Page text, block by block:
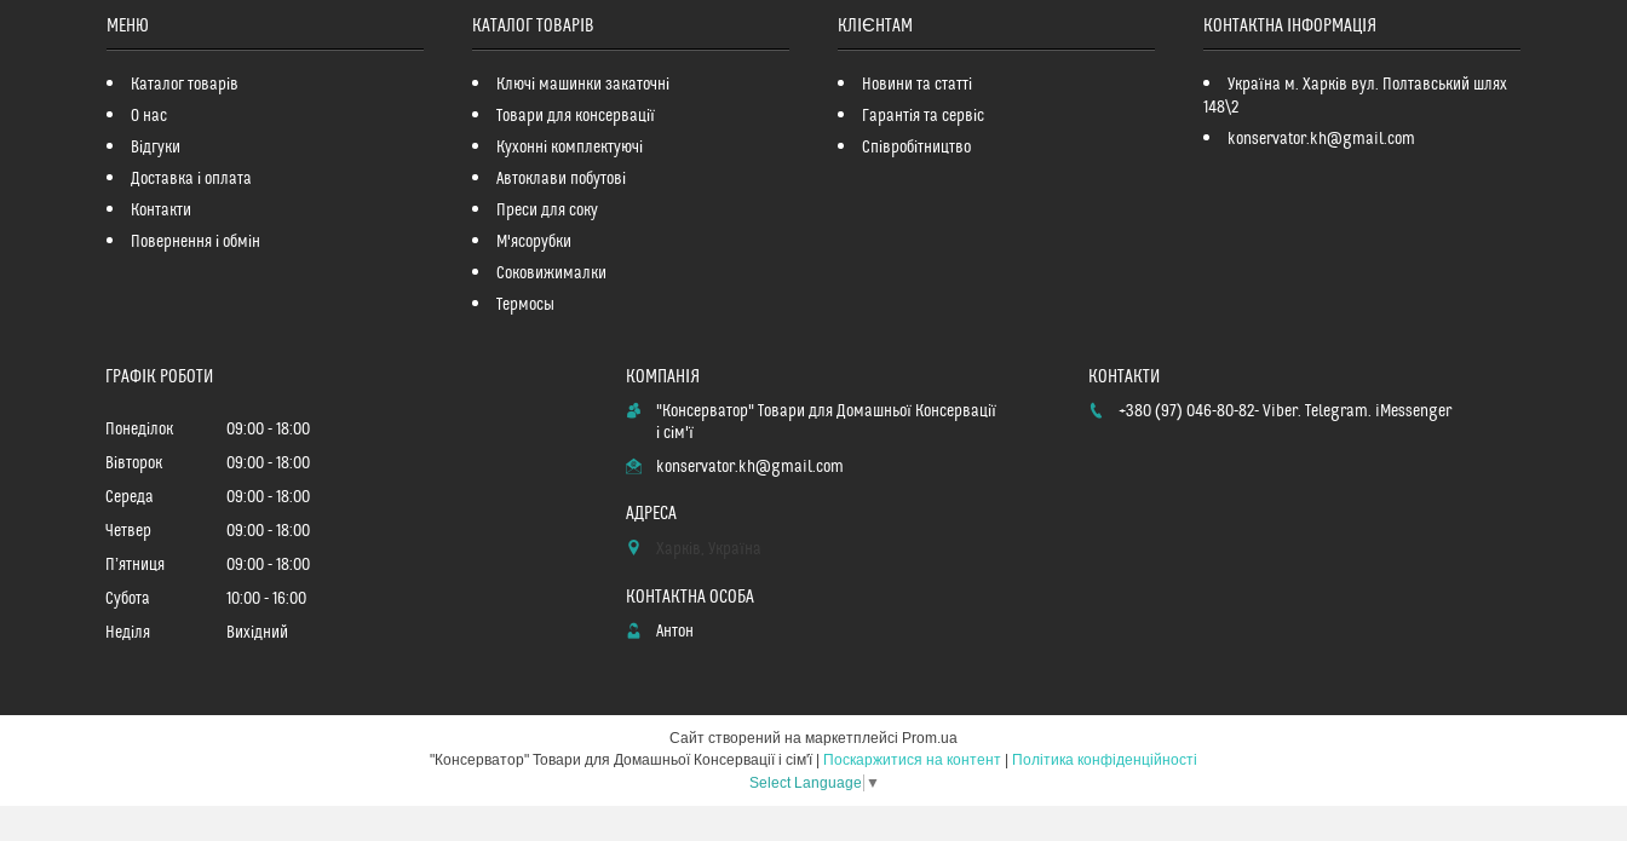
МЕНЮ
Каталог товарів
О нас
Відгуки
Доставка і оплата
Контакти
Повернення і обмін
КАТАЛОГ ТОВАРІВ
Ключі машинки закаточні
Товари для консервації
Кухонні комплектуючі
Автоклави побутові
Преси для соку
М'ясорубки
Соковижималки
Термосы
КЛІЄНТАМ
Новини та статті
Гарантія та сервіс
Співробітництво
КОНТАКТНА ІНФОРМАЦІЯ
Україна м. Харків вул. Полтавський шлях
148\2
konservator.kh@gmail.com
ГРАФІК РОБОТИ
Понеділок 09:00
18:00
Вівторок
09:00
18:00
Середа
09:00
18:00
Четвер
09:00
18:00
Пʼятниця
09:00
18:00
Субота
10:00
16:00
Неділя
Вихідний
"Консерватор" Товари для Домашньої Консервації
і сім'ї
konservator.kh@gmail.com
Антон
+380 (97) 046-80-82 Viber. Telegram. iMessenger
Сайт створений на маркетплейсі Prom.ua
Поскаржитися на контент
Політика конфіденційності
Select Language ▼